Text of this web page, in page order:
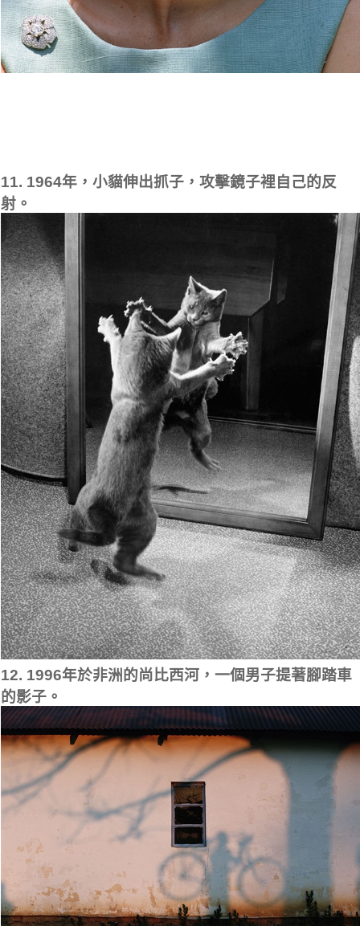
11. 1964年，小貓伸出抓子，攻擊鏡子裡自己的反
射。
12. 1996年於非洲的尚比西河，一個男子提著腳踏車
的影子。